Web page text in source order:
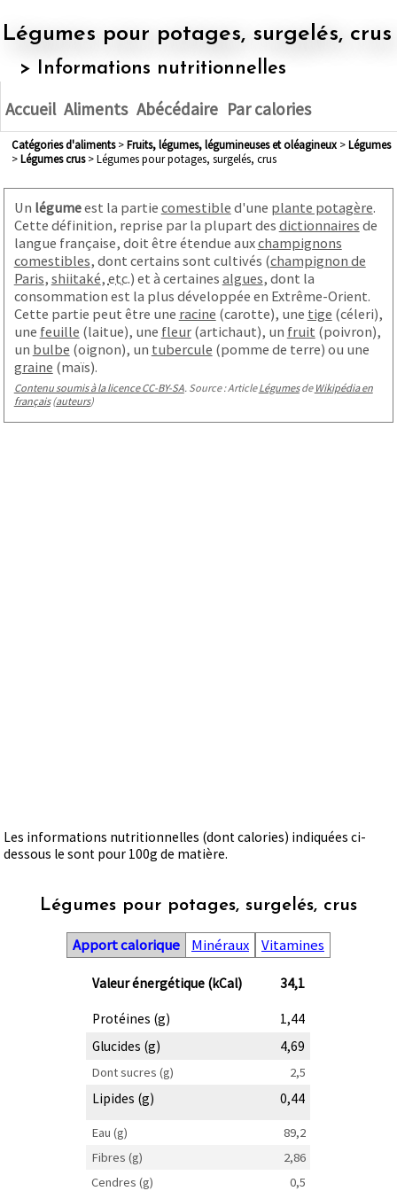
Légumes pour potages, surgelés, crus
> Informations nutritionnelles
Accueil Aliments Abécédaire Par calories
Catégories d'aliments> fruits, légumes, légumineuses et oléagineux> légumes
> légumes crus> Légumes pour potages, surgelés, crus
Un légumeest la partie comestible d'une plante potagère.
Cette définition, reprise par la plupart des dictionnaires de
langue française, doit être étendue auxchampignons
comestibles, dont certains sont cultivés (champignon de
Paris, shiitaké, etc.) et à certaines algues, dont la
consommation est la plus développée en Extrême-Orient.
Cette partie peut être une racine (carotte), une tige (céleri),
une feuille (laitue), une fleur(artichaut), un fruit (poivron),
un bulbe (oignon), un tubercule (pomme de terre) ou une
graine (maïs).
Contenu soumis à la licence CC-BY-SA. Source : ArticleLégumesde Wikipédia en
français(auteurs)
Les informations nutritionnelles (dont calories) indiquées ci-
dessous le sont pour 100g de matière.
Légumes pour potages, surgelés, crus
Apport calorique Minéraux Vitamines
Valeur énergétique (kCal) 34,1
Protéines (g)
1,44
Glucides (g)
4,69
Dont sucres (g) 2,5
Lipides (g) 0,44
Eau (g)
89,2
Fibres (g)
2,86
Cendres (g)
0,5